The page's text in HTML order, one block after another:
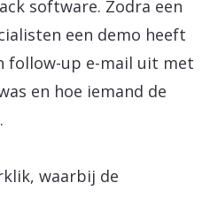
software. Zodra een
een demo heeft
follow-up e-mail uit met
en hoe iemand de
waarbij de